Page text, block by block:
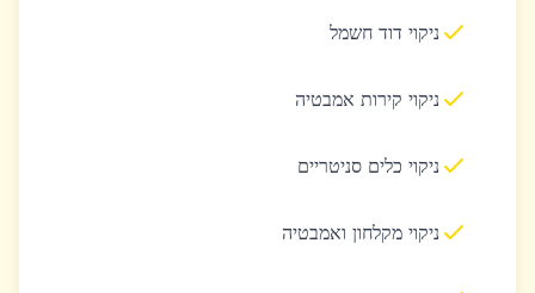
ניקוי דוד חשמל
ניקוי קירות אמבטיה
ניקוי כלים סניטריים
ניקוי מקלחון ואמבטיה